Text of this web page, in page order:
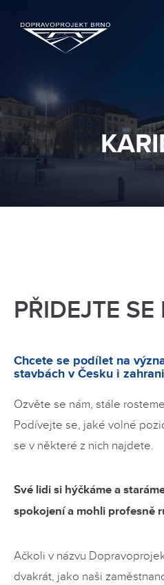
PŘIDEJTE
Chcete se podílet na
stavbách v Česku i
Ozvěte se nám, stále
Podívejte se, jaké volné
se v některé z nich najdete.
Své lidi si hýčkáme a
spokojení a mohli profesně
Ačkoli v názvu
dvakrát, jako naši